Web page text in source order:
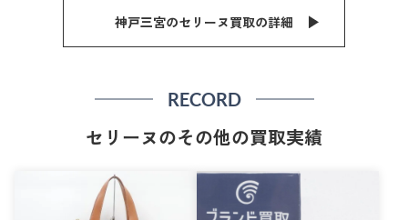
神戸三宮のセリーヌ買取の詳細
RECORD
セリーヌのその他の買取実績